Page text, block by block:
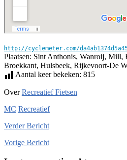
http://cyclemeter.com/
Plaatsen: Sint Anthonis, Wanroij, Mill,
Broekkant, Hulsbeek, Rijkevoort-De
Aantal keer bekeken: 815
OverRecreatief Fietsen
MC Recreatief
VerderBericht
Vorige Bericht